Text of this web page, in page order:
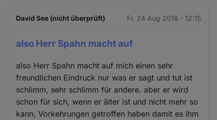
David See (nicht überprüft) Fr. 24 Aug 2018 - 12:15
also Herr Spahn macht auf
also Herr Spahn macht auf mich einen sehr
freundlichen Eindruck nur was er sagt und tut ist
schlimm, sehr schlimm für andere. aber er wird
schon für sich, wenn er älter ist und nicht mehr so
kann, Vorkehrungen getroffen haben damit es ihm